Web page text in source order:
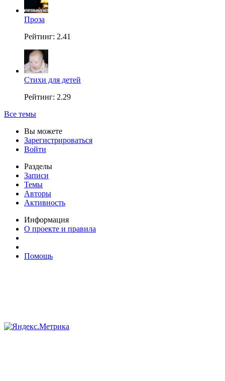
Проза
Рейтинг: 2.41
Стихи для детей
Рейтинг: 2.29
Все темы
Вы можете
Зарегистрироваться
Войти
Разделы
Записи
Темы
Авторы
Активность
Информация
О проекте и правила
Помощь